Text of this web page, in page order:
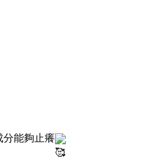
能夠止癢